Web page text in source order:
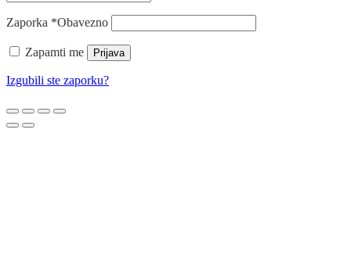
Zaporka *Obavezno
Zapamti me Prijava
Izgubili ste zaporku?